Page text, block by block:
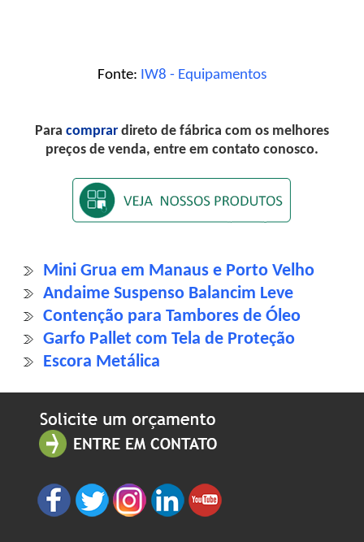
Fonte: IW8 - Equipamentos
Para comprar direto de fábrica com os melhores
preços de venda, entre em contato conosco.
Mini Grua em Manaus e Porto Velho
Andaime Suspenso Balancim Leve
Contenção para Tambores de Óleo
Garfo Pallet com Tela de Proteção
Escora Metálica